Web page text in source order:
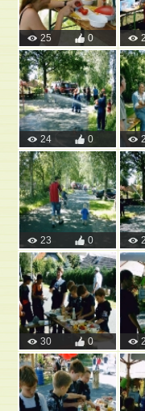
25 0
24 0
23 0
30 0